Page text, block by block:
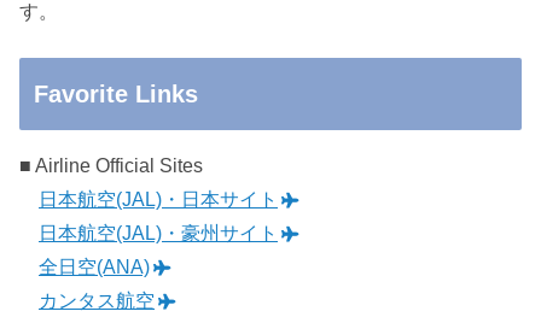
す。
Favorite Links
■ Airline Official Sites
日本航空(JAL)・日本サイト
日本航空(JAL)・豪州サイト
全日空(ANA)
カンタス航空